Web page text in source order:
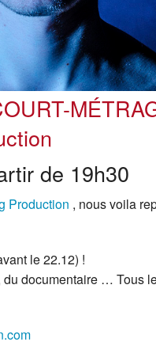
de 19h30
Production , nous voila
le 22.12) !
documentaire … Tous